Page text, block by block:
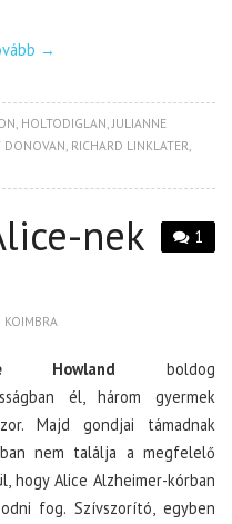
→
, HOLTODIGLAN,JULIANNE
DONOVAN, RICHARD LINKLATER,
1
nek
KOIMBRA
Howland boldog
él, három gyermek
Majd gondjai támadnak
nem találja a megfelelő
hogy Alice Alzheimer-kórban
fog. Szívszorító, egyben